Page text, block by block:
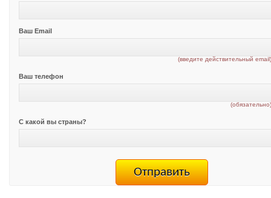
Ваш Email
(введите действительный
Ваш телефон
С какой вы страны?